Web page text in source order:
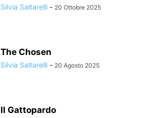
Silvia Saltarelli - 20 Ottobre 2025
The Chosen
Silvia Saltarelli - 20 Agosto 2025
Il Gattopardo